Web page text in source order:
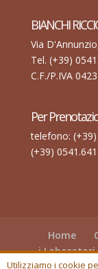
BIANCHI
Via
Tel. (+39)
C.F./P.IVA
Per
telefono: (+39)
(+39)
Home
i Laboratori
Utilizziamo i cookie